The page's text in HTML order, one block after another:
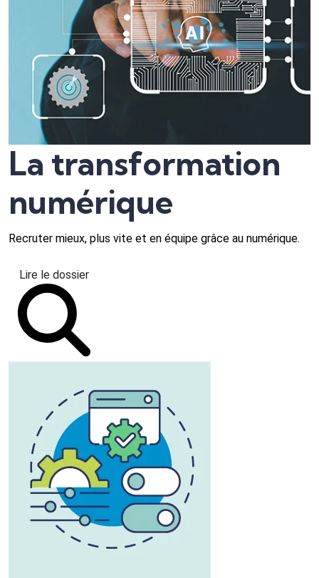
La transformation
numérique
Recruter mieux, plus vite et en équipe grâce au numérique.
Lire le dossier